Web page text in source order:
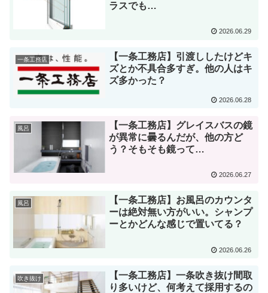
ラスでも…
2026.06.29
一条工務店
【一条工務店】引渡ししたけどキ
ズとか不具合多すぎ。他の人はキ
ズ多かった？
2026.06.28
風呂
【一条工務店】グレイスバスの鏡
が異常に曇るんだが、他の方ど
う？そもそも鏡って…
2026.06.27
風呂
【一条工務店】お風呂のカウンタ
ーは絶対無い方がいい。シャンプ
ーとかどんな感じで置いてる？
2026.06.26
吹き抜け
【一条工務店】一条吹き抜け間取
り多いけど、何考えて採用するの